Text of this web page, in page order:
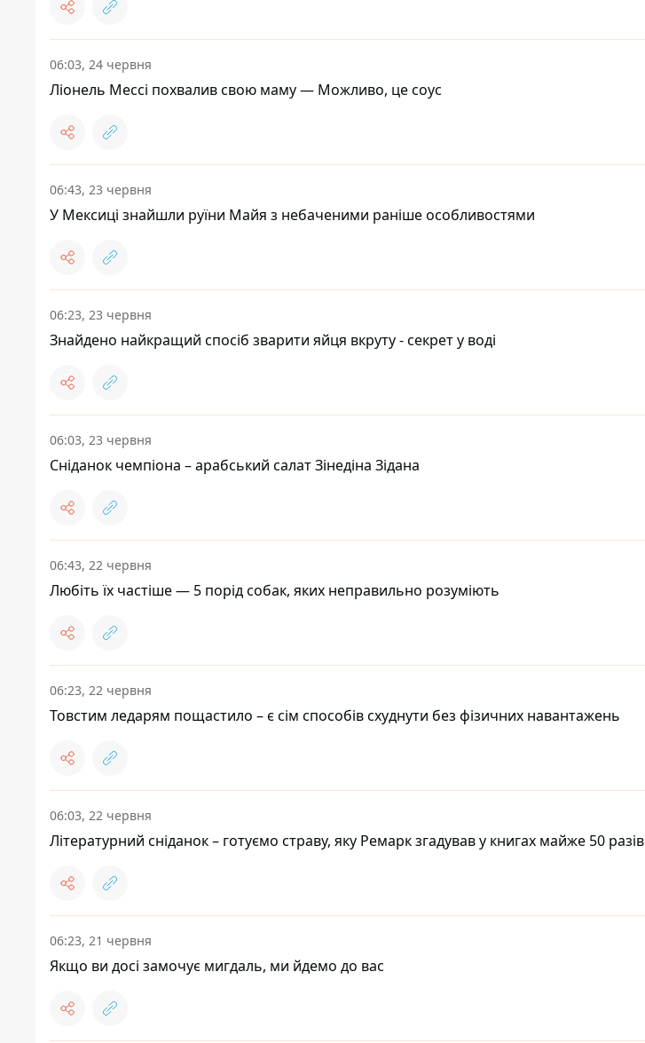
06:03, 24 червня
Ліонель Мессі похвалив свою маму — Можливо, це соус
06:43, 23 червня
У Мексиці знайшли руїни Майя з небаченими раніше особливостями
06:23, 23 червня
Знайдено найкращий спосіб зварити яйця вкруту - секрет у воді
06:03, 23 червня
Сніданок чемпіона – арабський салат Зінедіна Зідана
06:43, 22 червня
Любіть їх частіше — 5 порід собак, яких неправильно розуміють
06:23, 22 червня
Товстим ледарям пощастило – є сім способів схуднути без фізичних навантажень
06:03, 22 червня
Літературний сніданок – готуємо страву, яку Ремарк згадував у книгах майже 50 разів
06:23, 21 червня
Якщо ви досі замочує мигдаль, ми йдемо до вас